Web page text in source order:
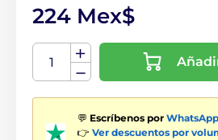
224 Mex$
💬 Escríbenos por WhatsApp
👉 Ver descuentos por